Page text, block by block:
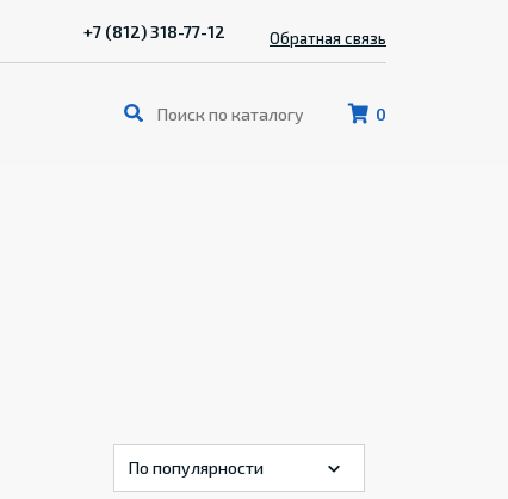
0
+7 (812) 318-77-12 Обратная связь